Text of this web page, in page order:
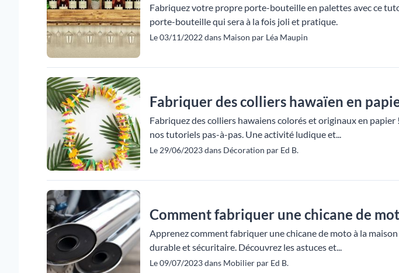
Fabriquez votre propre porte-bouteille en palettes avec ce
porte-bouteille qui sera à la fois joli et pratique.
Le 03/11/2022 dans Maison par Léa Maupin
Fabriquer des colliers hawaïen en
Fabriquez des colliers hawaiens colorés et originaux en
nos tutoriels pas-à-pas. Une activité ludique et...
Le 29/06/2023 dans Décoration par Ed B.
Comment fabriquer une chicane de
Apprenez comment fabriquer une chicane de moto à la
durable et sécuritaire. Découvrez les astuces et...
Le 09/07/2023 dans Mobilier par Ed B.